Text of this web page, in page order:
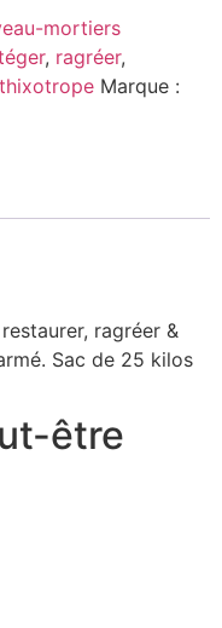
mortiers
, ragréer,
thixotrope Marque :
ragréer &
Sac de 25 kilos
être